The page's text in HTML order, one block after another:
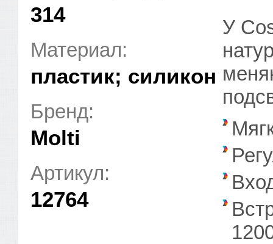
314
Материал:
пластик; силикон
Бренд:
Molti
Артикул:
12764
У